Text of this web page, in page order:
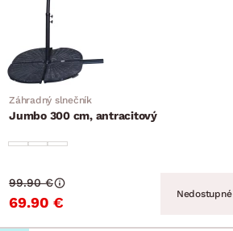
Záhradný slnečník
Jumbo 300 cm, antracitový
69.90 €
99.90 €
Nedostupné